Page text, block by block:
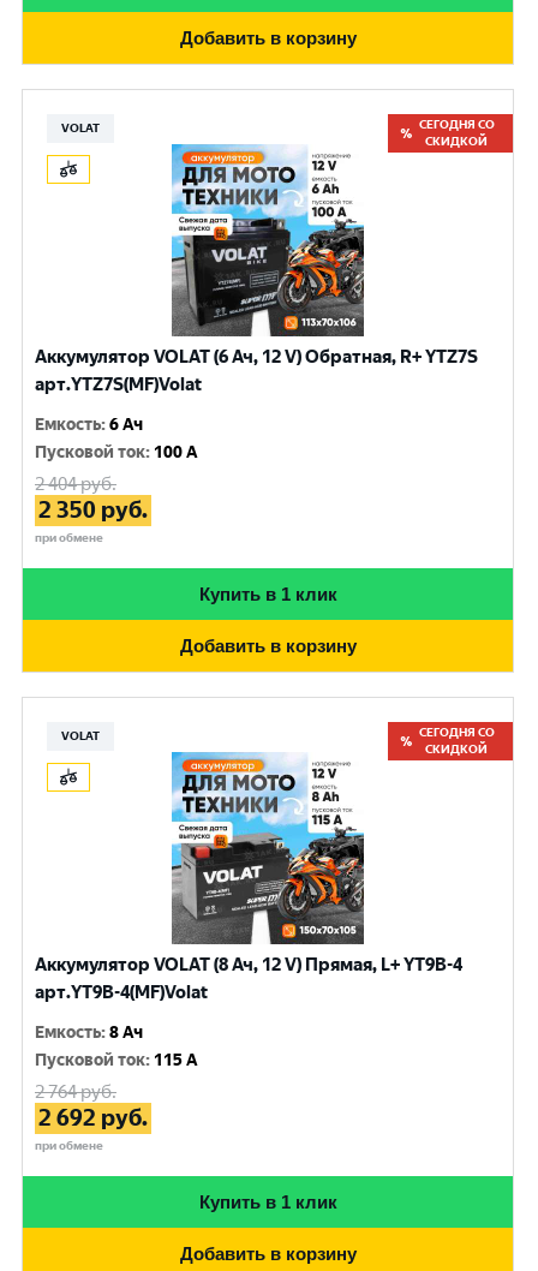
Добавить в корзину
VOLAT
СЕГОДНЯ СО
СКИДКОЙ
Аккумулятор VOLAT (6 Ач, 12 V) Обратная, R+ YTZ7S
арт.YTZ7S(MF)Volat
Емкость:6 Ач
Пусковой ток: 100 A
2 404руб.
2 350 руб.
при обмене
Купить в 1 клик
Добавить в корзину
VOLAT
СЕГОДНЯ СО
СКИДКОЙ
Аккумулятор VOLAT (8 Ач, 12 V) Прямая, L+ YT9B-4
арт.YT9B-4(MF)Volat
Емкость:8 Ач
Пусковой ток: 115 A
2 764руб.
2 692 руб.
при обмене
Купить в 1 клик
Добавить в корзину